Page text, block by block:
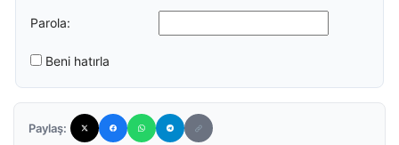
Parola:
Beni hatırla
Paylaş: